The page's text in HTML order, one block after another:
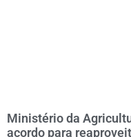
Ministério da
acordo para